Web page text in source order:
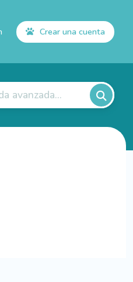
Crear una cuenta
avanzada...